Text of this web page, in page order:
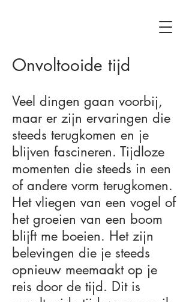
Onvoltooide tijd
Veel dingen gaan voorbij,
maar er zijn ervaringen die
steeds terugkomen en je
blijven fascineren. Tijdloze
momenten die steeds in een
of andere vorm terugkomen.
Het vliegen van een vogel of
het groeien van een boom
blijft me boeien. Het zijn
belevingen die je steeds
opnieuw meemaakt op je
reis door de tijd. Dit is